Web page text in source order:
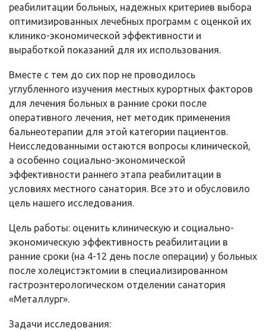
реабилитации больных, надежных критериев выбора
оптимизированных лечебных программ с оценкой их
клинико-экономической эффективности и
выработкой показаний для их использования.
Вместе с тем до сих пор не проводилось
углубленного изучения местных курортных факторов
для лечения больных в ранние сроки после
оперативного лечения, нет методик применения
бальнеотерапии для этой категории пациентов.
Неисследованными остаются вопросы клинической,
а особенно социально-экономической
эффективности раннего этапа реабилитации в
условиях местного санатория. Все это и обусловило
цель нашего исследования.
Цель работы: оценить клиническую и социально-
экономическую эффективность реабилитации в
ранние сроки (на 4-12 день после операции) у больных
после холецистэктомии в специализированном
гастроэнтерологическом отделении санатория
«Металлург».
Задачи исследования: